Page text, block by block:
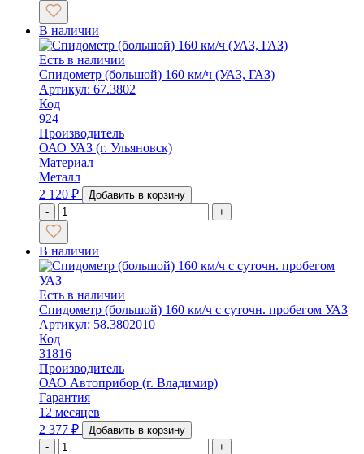
В наличии
Есть в наличии
Спидометр (большой) 160 км/ч (УАЗ, ГАЗ)
Артикул: 67.3802
Код
924
Производитель
ОАО УАЗ (г. Ульяновск)
Материал
Металл
2 120 ₽
Добавить в корзину
-
+
В наличии
Есть в наличии
Спидометр (большой) 160 км/ч с суточн. пробегом УАЗ
Артикул: 58.3802010
Код
31816
Производитель
ОАО Автоприбор (г. Владимир)
Гарантия
12 месяцев
2 377 ₽
Добавить в корзину
-
+